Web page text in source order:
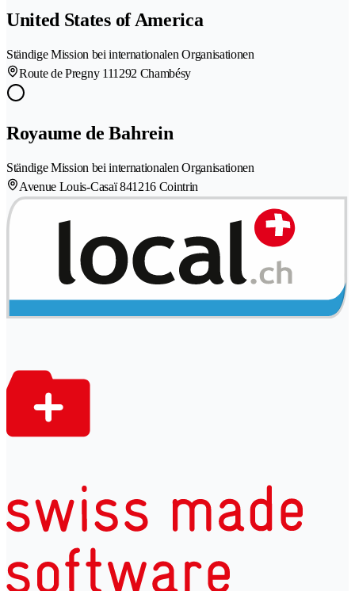
United States of America
Ständige Mission bei internationalen Organisationen
Route de Pregny 111292 Chambésy
Royaume de Bahrein
Ständige Mission bei internationalen Organisationen
Avenue Louis-Casaï 841216 Cointrin